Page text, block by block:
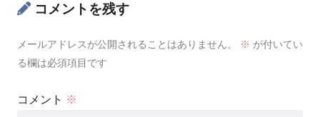
コメントを残す
メールアドレスが公開されることはありません。 ※ が付いてい
る欄は必須項目です
コメント ※